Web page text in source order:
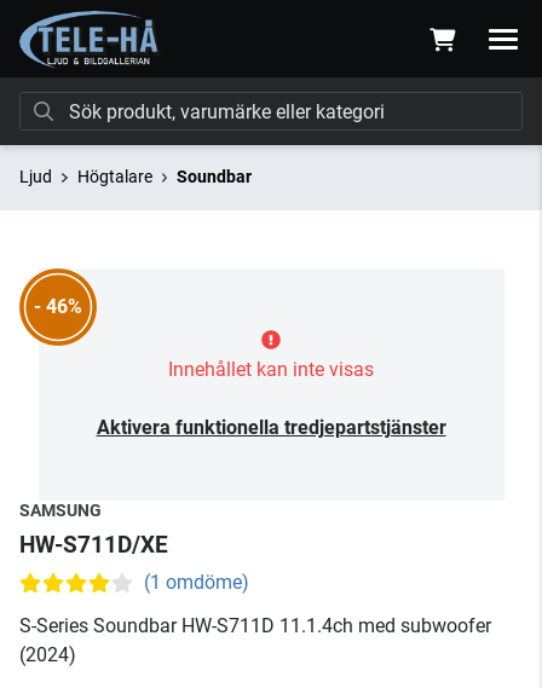
Ljud Högtalare Soundbar
- 46%
Innehållet kan inte visas
Aktivera funktionella tredjepartstjänster
SAMSUNG
HW-S711D/XE
(1 omdöme)
S-Series Soundbar HW-S711D 11.1.4ch med subwoofer
(2024)